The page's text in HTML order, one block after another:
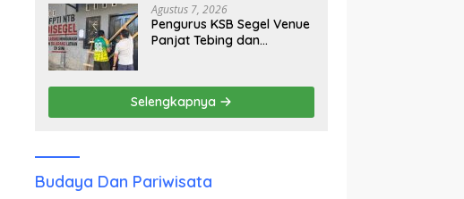
Agustus 7, 2026
Pengurus KSB Segel Venue
Panjat Tebing dan
Beralih Ke Dompu
Selengkapnya
Budaya Dan Pariwisata